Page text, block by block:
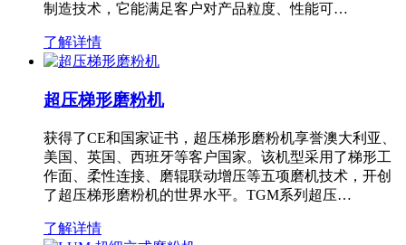
制造技术，它能满足客户对产品粒度、性能可…
了解详情
超压梯形磨粉机
获得了CE和国家证书，超压梯形磨粉机享誉澳大利亚、
美国、英国、西班牙等客户国家。该机型采用了梯形工
作面、柔性连接、磨辊联动增压等五项磨机技术，开创
了超压梯形磨粉机的世界水平。TGM系列超压…
了解详情